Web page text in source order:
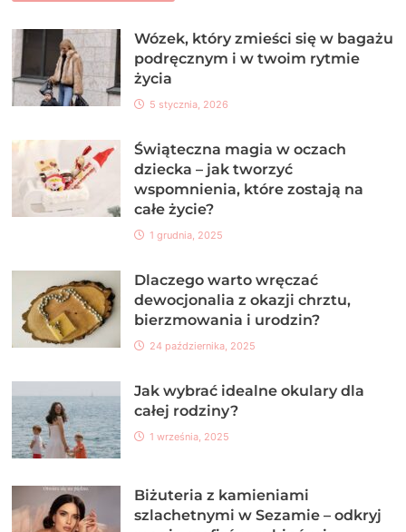
Wózek, który zmieści się w bagażu
podręcznym i w twoim rytmie
życia
5 stycznia, 2026
Świąteczna magia w oczach
dziecka – jak tworzyć
wspomnienia, które zostają na
całe życie?
1 grudnia, 2025
Dlaczego warto wręczać
dewocjonalia z okazji chrztu,
bierzmowania i urodzin?
24 października, 2025
Jak wybrać idealne okulary dla
całej rodziny?
1 września, 2025
Biżuteria z kamieniami
szlachetnymi w Sezamie – odkryj